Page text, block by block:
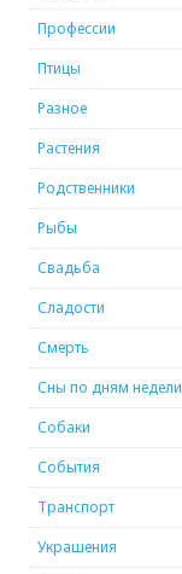
Профессии
Птицы
Разное
Растения
Родственники
Рыбы
Свадьба
Сладости
Смерть
Сны по дням недели
Собаки
События
Транспорт
Украшения